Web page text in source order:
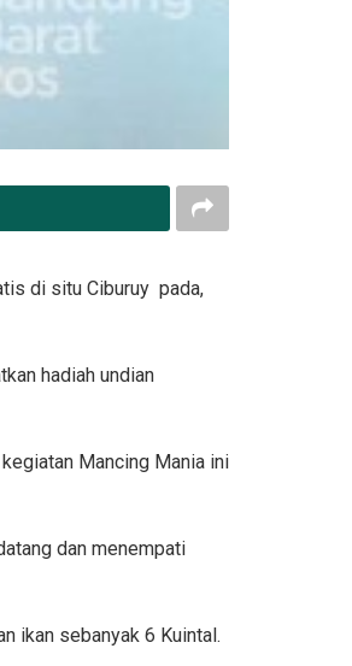
di situ Ciburuy pada,
hadiah undian
Mancing Mania ini
dan menempati
ikan sebanyak 6 Kuintal.